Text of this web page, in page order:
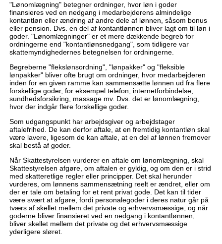
"Lønomlægning" betegner ordninger, hvor løn i goder
finansieres ved en nedgang i medarbejderens almindelige
kontantløn eller ændring af andre dele af lønnen, såsom bonus
eller pension. Dvs. en del af kontantlønnen bliver lagt om til løn i
goder. "Lønomlægninger" er et mere dækkende begreb for
ordningerne end "kontantlønsnedgang", som tidligere var
skattemyndighedernes betegnelsen for ordningerne.
Begreberne "flekslønsordning", "lønpakker" og "fleksible
lønpakker" bliver ofte brugt om ordninger, hvor medarbejderen
inden for en given ramme kan sammensætte lønnen ud fra flere
forskellige goder, for eksempel telefon, internetforbindelse,
sundhedsforsikring, massage mv. Dvs. det er lønomlægning,
hvor der indgår flere forskellige goder.
Som udgangspunkt har arbejdsgiver og arbejdstager
aftalefrihed. De kan derfor aftale, at en fremtidig kontantløn skal
være lavere, ligesom de kan aftale, at en del af lønnen fremover
skal bestå af goder.
Når Skattestyrelsen vurderer en aftale om lønomlægning, skal
Skattestyrelsen afgøre, om aftalen er gyldig, og om den er i strid
med skatteretlige regler eller principper. Det skal herunder
vurderes, om lønnens sammensætning reelt er ændret, eller om
der er tale om betaling for et rent privat gode. Det kan til tider
være svært at afgøre, fordi personalegoder i deres natur går på
tværs af skellet mellem det private og erhvervsmæssige, og når
goderne bliver finansieret ved en nedgang i kontantlønnen,
bliver skellet mellem det private og det erhvervsmæssige
yderligere sløret.